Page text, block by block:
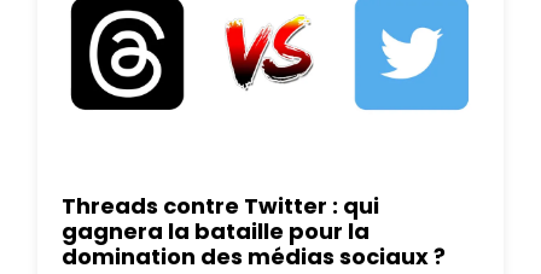
Threads contre Twitter : qui
gagnera la bataille pour la
domination des médias sociaux ?